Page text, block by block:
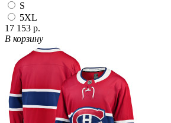
S
5XL
17 153 р.
В корзину